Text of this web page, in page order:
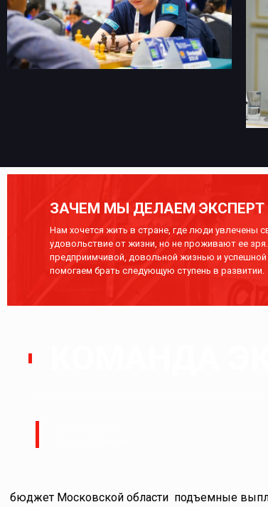
ЗАЧЕМ МЫ ДЕЛАЕМ ЭКСПЕРТ
Нам хочется жить в стране, где люди увлечены
удовольствие от жизни, но не проживают ее
предприимчивой, довольной жизнью и
помогаем брать следующую ступень в развитии.
бюджет Московской области подъемные